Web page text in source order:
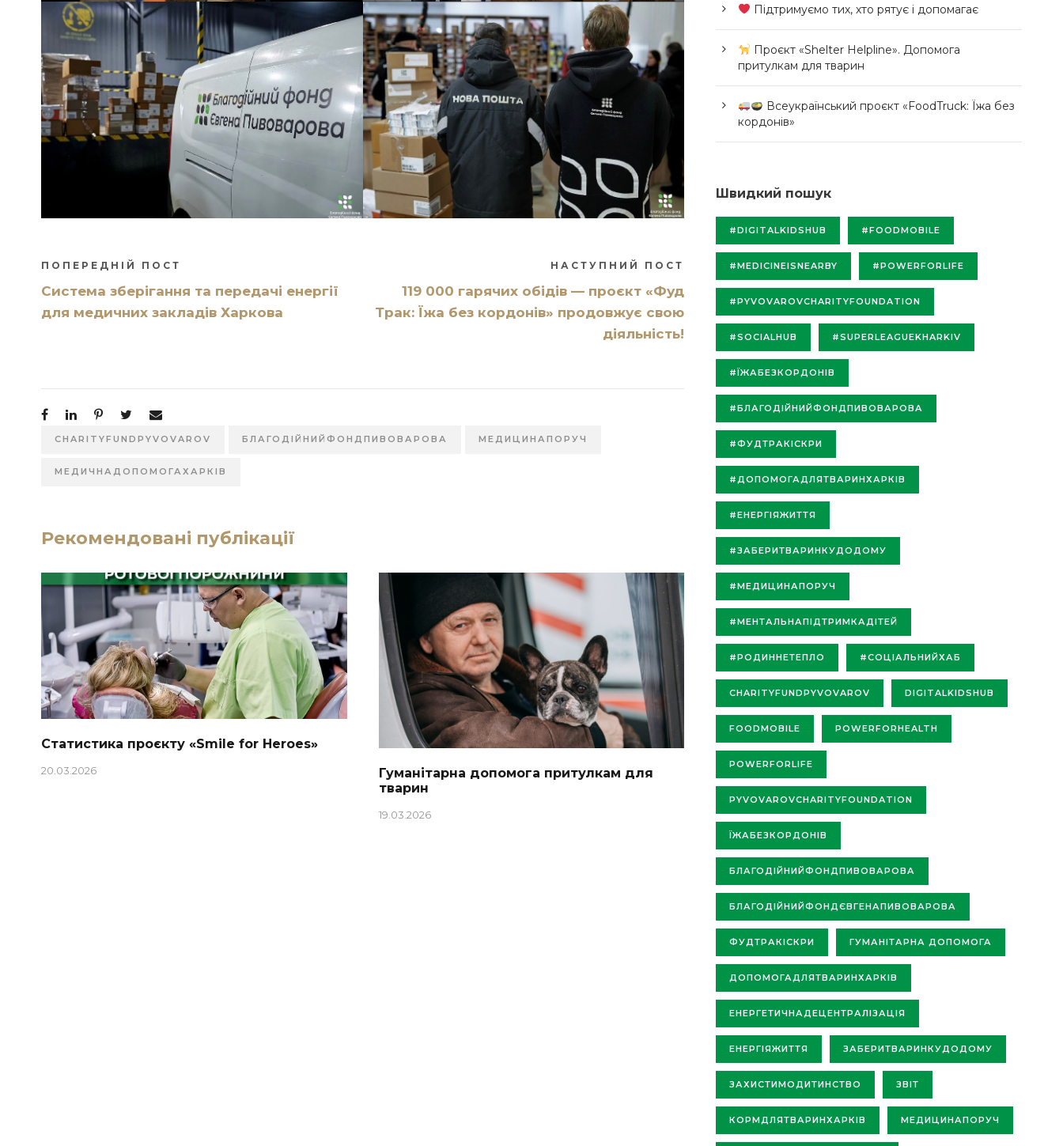
ПОПЕРЕДНІЙ ПОСТ
Система зберігання та передачі енергії
для медичних закладів Харкова
НАСТУПНИЙ ПОСТ
119 000 гарячих обідів — проєкт «Фуд
Трак: Їжа без кордонів» продовжує свою
діяльність!
CHARITYFUNDPYVOVAROV БЛАГОДІЙНИЙФОНДПИВОВАРОВА МЕДИЦИНАПОРУЧ
МЕДИЧНАДОПОМОГАХАРКІВ
Рекомендовані публікації
Статистика проєкту «Smile for Heroes»
20.03.2026
Гуманітарна допомога притулкам для
тварин
19.03.2026
Підтримуємо тих, хто рятує і допомагає
Проєкт «Shelter Helpline». Допомога
притулкам для тварин
Всеукраїнський проєкт «FoodTruck: Їжа без
кордонів»
Швидкий пошук
#DIGITALKIDSHUB #FOODMOBILE
#MEDICINEISNEARBY #POWERFORLIFE
#PYVOVAROVCHARITYFOUNDATION
#SOCIALHUB #SUPERLEAGUEKHARKIV
#ЇЖАБЕЗКОРДОНІВ
#БЛАГОДІЙНИЙФОНДПИВОВАРОВА
#ФУДТРАКІСКРИ
#ДОПОМОГАДЛЯТВАРИНХАРКІВ
#ЕНЕРГІЯЖИТТЯ
#ЗАБЕРИТВАРИНКУДОДОМУ
#МЕДИЦИНАПОРУЧ
#МЕНТАЛЬНАПІДТРИМКАДІТЕЙ
#РОДИННЕТЕПЛО #СОЦІАЛЬНИЙХАБ
CHARITYFUNDPYVOVAROV DIGITALKIDSHUB
FOODMOBILE POWERFORHEALTH
POWERFORLIFE
PYVOVAROVCHARITYFOUNDATION
ЇЖАБЕЗКОРДОНІВ
БЛАГОДІЙНИЙФОНДПИВОВАРОВА
БЛАГОДІЙНИЙФОНДЄВГЕНАПИВОВАРОВА
ФУДТРАКІСКРИ ГУМАНІТАРНА ДОПОМОГА
ДОПОМОГАДЛЯТВАРИНХАРКІВ
ЕНЕРГЕТИЧНАДЕЦЕНТРАЛІЗАЦІЯ
ЕНЕРГІЯЖИТТЯ ЗАБЕРИТВАРИНКУДОДОМУ
ЗАХИСТИМОДИТИНСТВО ЗВІТ
КОРМДЛЯТВАРИНХАРКІВ МЕДИЦИНАПОРУЧ